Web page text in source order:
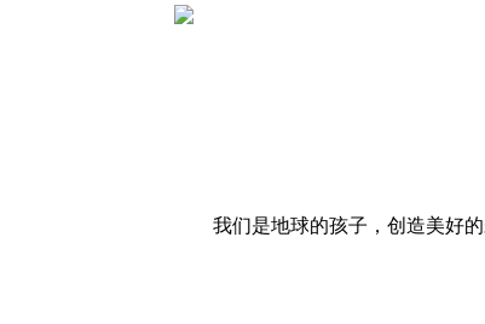
我们是地球的孩子，创造美好的